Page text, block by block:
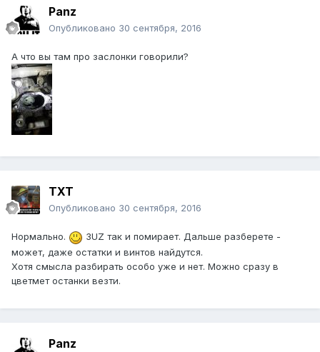
Panz
Опубликовано 30 сентября, 2016
А что вы там про заслонки говорили?
TXT
Опубликовано 30 сентября, 2016
Нормально.
3UZ так и помирает. Дальше разберете -
может, даже остатки и винтов найдутся.
Хотя смысла разбирать особо уже и нет. Можно сразу в
цветмет останки везти.
Panz